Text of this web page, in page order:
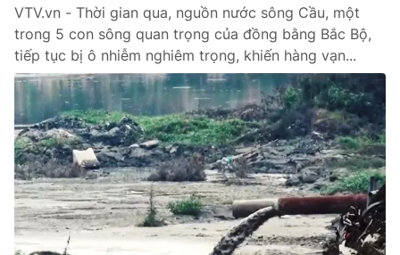
Liên hệ tòa soạn English
THỜI BÁO VTV
Theo dõi báo trên
Cơ quan chủ quản:Đài Truyền hình Việt Nam
Cơ quan báo chí:
Thời báo VTV
VTV.vn - Thời gian qua, nguồn nước sông Cầu, một
trong 5 con sông quan trọng của đồng bằng Bắc Bộ,
tiếp tục bị ô nhiễm nghiêm trọng, khiến hàng vạn...